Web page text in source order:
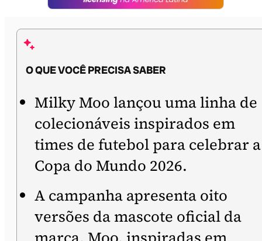
O QUE VOCÊ PRECISA SABER
Milky Moo lançou uma linha de
colecionáveis inspirados em
times de futebol para celebrar a
Copa do Mundo 2026.
A campanha apresenta oito
versões da mascote oficial da